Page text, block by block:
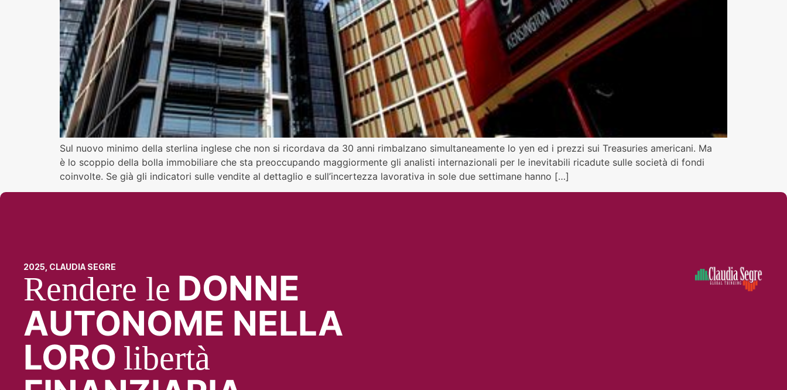
Sul nuovo minimo della sterlina inglese che non si ricordava da 30 anni rimbalzano simultaneamente lo yen ed i prezzi sui Treasuries americani. Ma
è lo scoppio della bolla immobiliare che sta preoccupando maggiormente gli analisti internazionali per le inevitabili ricadute sulle società di fondi
coinvolte. Se già gli indicatori sulle vendite al dettaglio e sull’incertezza lavorativa in sole due settimane hanno […]
2025, CLAUDIA SEGRE
Rendere le DONNE
AUTONOME NELLA
LORO libertà